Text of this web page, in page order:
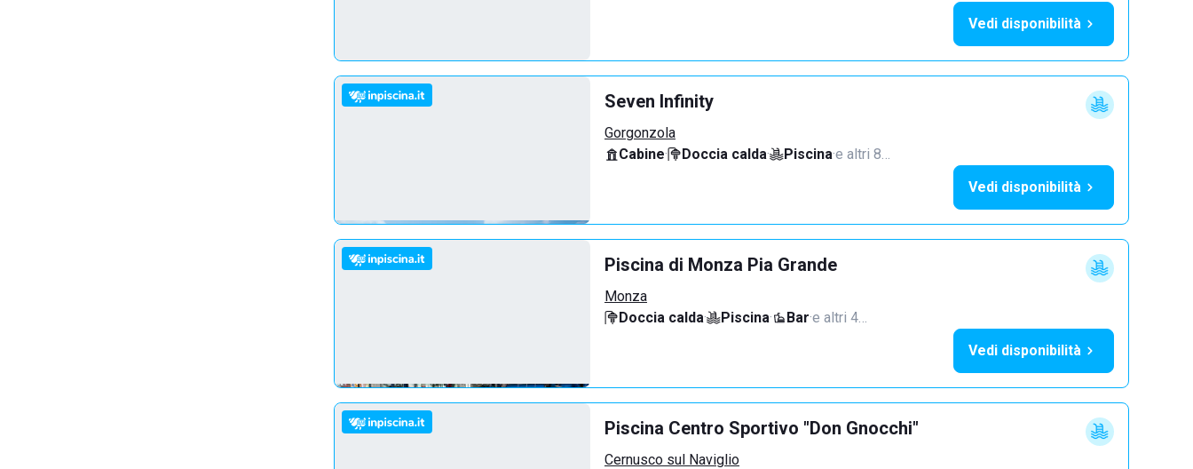
Vedi disponibilità
Seven Infinity
Gorgonzola
Cabine· Doccia calda· Piscina·e altri 8…
Vedi disponibilità
Piscina di Monza Pia Grande
Monza
Doccia calda· Piscina· Bar·e altri 4…
Vedi disponibilità
Piscina Centro Sportivo "Don Gnocchi"
Cernusco sul Naviglio